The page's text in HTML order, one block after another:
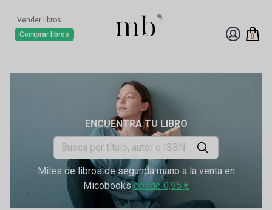
Vender libros
Comprar libros
0
ENCUENTRA TU LIBRO
Miles de libros de segunda mano a la venta en
Micobooksdesde 0,95 €